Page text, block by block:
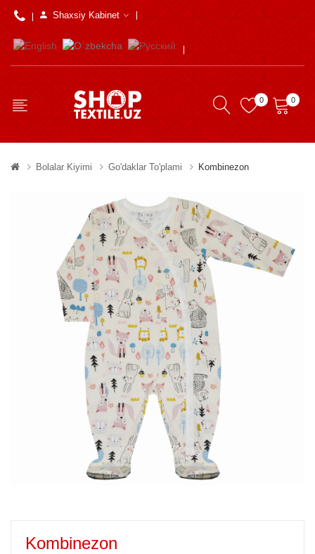
Shaxsiy Kabinet
0 0
Bolalar Kiyimi Go'daklar To'plami Kombinezon
Kombinezon